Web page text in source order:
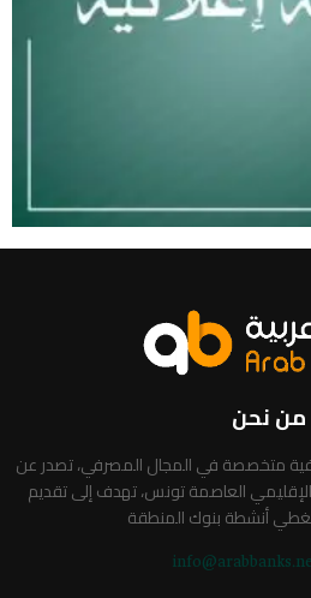
من نحن
متخصصة في المجال المصرفي، تصدر عن
العاصمة تونس، تهدف إلى تقديم
أنشطة بنوك المنطقة